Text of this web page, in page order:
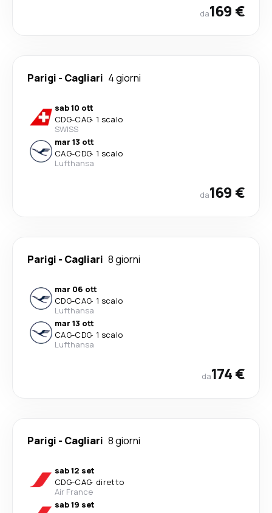
da169 €
Parigi - Cagliari 4 giorni
sab 10 ott
CDG-CAG· 1 scalo
SWISS
mar 13 ott
CAG-CDG· 1 scalo
Lufthansa
da169 €
Parigi - Cagliari 8 giorni
mar 06 ott
CDG-CAG· 1 scalo
Lufthansa
mar 13 ott
CAG-CDG· 1 scalo
Lufthansa
da174 €
Parigi - Cagliari 8 giorni
sab 12 set
CDG-CAG· diretto
Air France
sab 19 set